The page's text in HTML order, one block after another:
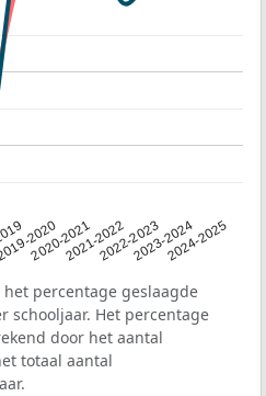
2020
2020-20212021-20222022-20232023-20242024-2025
percentage geslaagde
schooljaar. Het percentage
door het aantal
totaal aantal